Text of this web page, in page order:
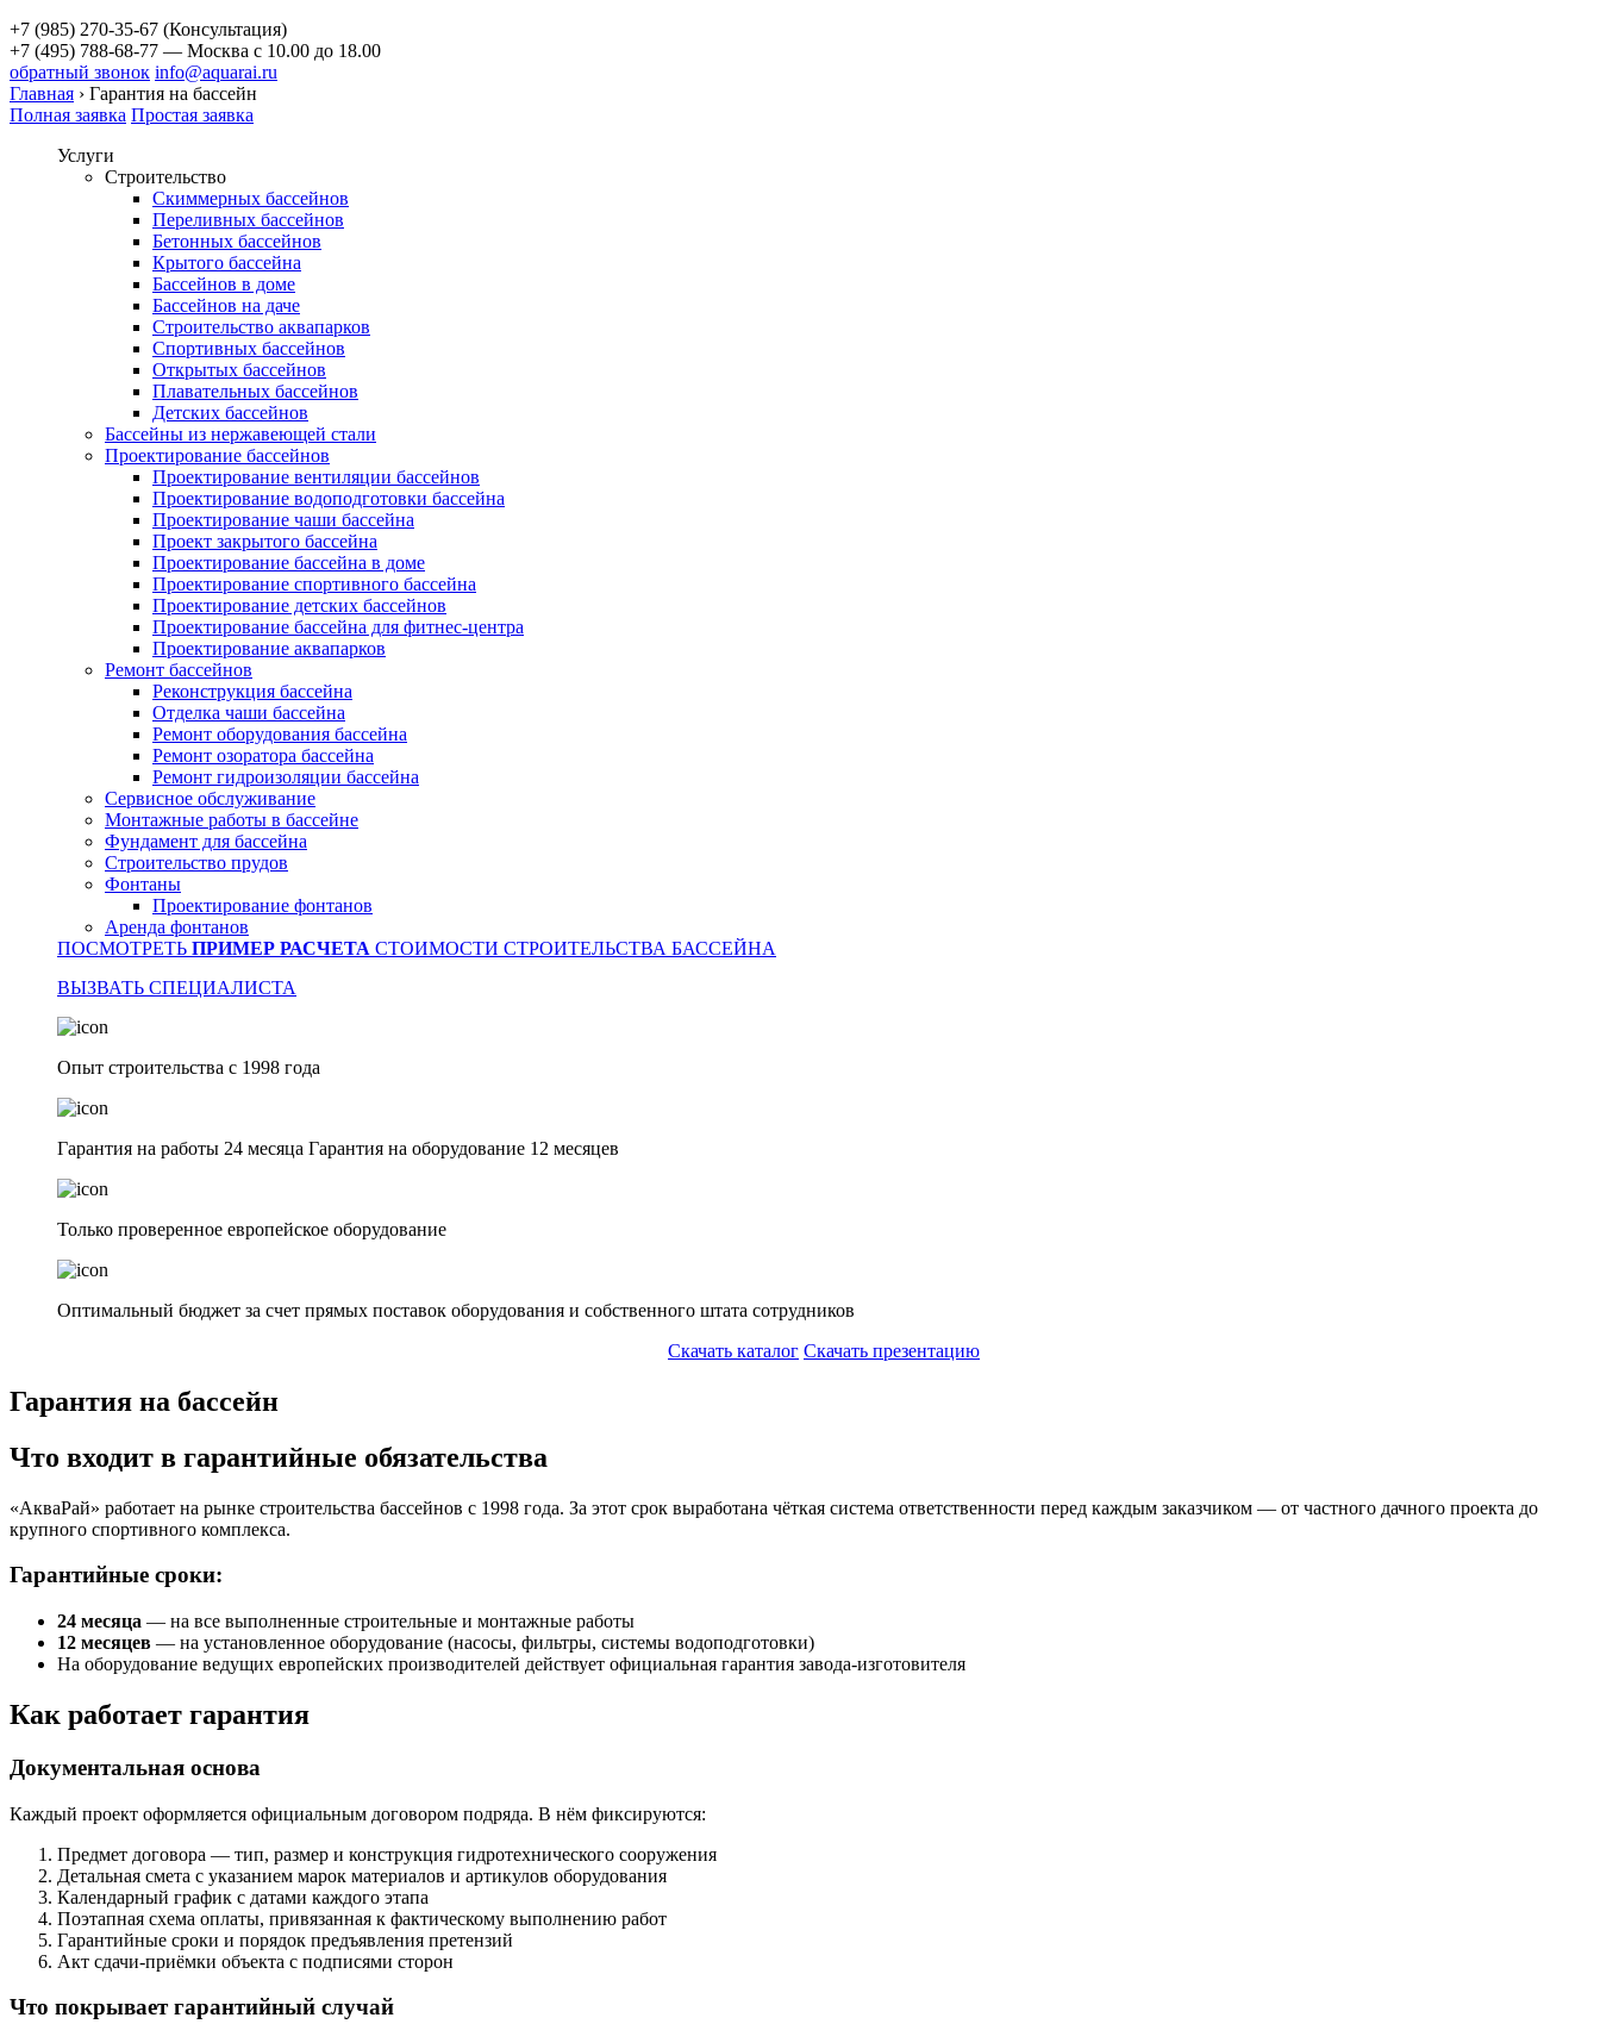
+7 (985) 270-35-67 (Консультация)
+7 (495) 788-68-77 — Москва с 10.00 до 18.00
обратный звонок info@aquarai.ru
Главная › Гарантия на бассейн
Полная заявка Простая заявка
Услуги
Строительство
Скиммерных бассейнов
Переливных бассейнов
Бетонных бассейнов
Крытого бассейна
Бассейнов в доме
Бассейнов на даче
Строительство аквапарков
Спортивных бассейнов
Открытых бассейнов
Плавательных бассейнов
Детских бассейнов
Бассейны из нержавеющей стали
Проектирование бассейнов
Проектирование вентиляции бассейнов
Проектирование водоподготовки бассейна
Проектирование чаши бассейна
Проект закрытого бассейна
Проектирование бассейна в доме
Проектирование спортивного бассейна
Проектирование детских бассейнов
Проектирование бассейна для фитнес-центра
Проектирование аквапарков
Ремонт бассейнов
Реконструкция бассейна
Отделка чаши бассейна
Ремонт оборудования бассейна
Ремонт озоратора бассейна
Ремонт гидроизоляции бассейна
Сервисное обслуживание
Монтажные работы в бассейне
Фундамент для бассейна
Строительство прудов
Фонтаны
Проектирование фонтанов
Аренда фонтанов
ПОСМОТРЕТЬ ПРИМЕР РАСЧЕТА СТОИМОСТИ СТРОИТЕЛЬСТВА БАССЕЙНА
ВЫЗВАТЬ СПЕЦИАЛИСТА
Опыт строительства с 1998 года
Гарантия на работы 24 месяца Гарантия на оборудование 12 месяцев
Только проверенное европейское оборудование
Оптимальный бюджет за счет прямых поставок оборудования и собственного штата сотрудников
Скачать каталог Скачать презентацию
Гарантия на бассейн
Что входит в гарантийные обязательства
«АкваРай» работает на рынке строительства бассейнов с 1998 года. За этот срок выработана чёткая система ответственности перед каждым заказчиком — от частного дачного проекта до
крупного спортивного комплекса.
Гарантийные сроки:
24 месяца — на все выполненные строительные и монтажные работы
12 месяцев — на установленное оборудование (насосы, фильтры, системы водоподготовки)
На оборудование ведущих европейских производителей действует официальная гарантия завода-изготовителя
Как работает гарантия
Документальная основа
Каждый проект оформляется официальным договором подряда. В нём фиксируются:
Предмет договора — тип, размер и конструкция гидротехнического сооружения
Детальная смета с указанием марок материалов и артикулов оборудования
Календарный график с датами каждого этапа
Поэтапная схема оплаты, привязанная к фактическому выполнению работ
Гарантийные сроки и порядок предъявления претензий
Акт сдачи-приёмки объекта с подписями сторон
Что покрывает гарантийный случай